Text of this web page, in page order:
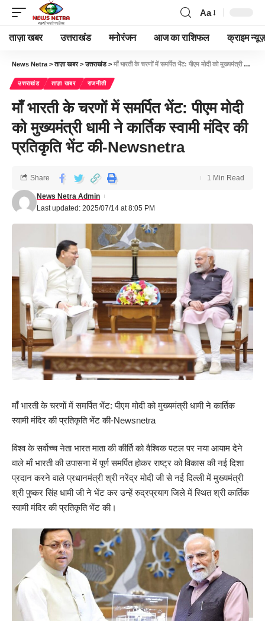
Aa
ताज़ा खबर उत्तराखंड मनोरंजन आज का राशिफल क्राइम न्यूज़
News Netra >ताज़ा खबर>उत्तराखंड> माँ भारती के चरणों में समर्पित भेंट: पीएम मोदी को मुख्यमंत्री धामी ने कार्तिक स्वामी मंदिर की प्रतिकृति भेंट की-Newsnetra
उत्तराखंड ताज़ा खबर राजनीती
माँ भारती के चरणों में समर्पित भेंट: पीएम मोदी
को मुख्यमंत्री धामी ने कार्तिक स्वामी मंदिर की
प्रतिकृति भेंट की-Newsnetra
Last updated: 2025/07/14 at 8:05 PM
News Netra Admin
Share 1 Min Read
माँ भारती के चरणों में समर्पित भेंट: पीएम मोदी को मुख्यमंत्री धामी ने कार्तिक
स्वामी मंदिर की प्रतिकृति भेंट की-Newsnetra
विश्व के सर्वोच्च नेता भारत माता की कीर्ति को वैश्विक पटल पर नया आयाम देने
वाले माँ भारती की उपासना में पूर्ण समर्पित होकर राष्ट्र को विकास की नई दिशा
प्रदान करने वाले प्रधानमंत्री श्री नरेंद्र मोदी जी से नई दिल्ली में मुख्यमंत्री
श्री पुष्कर सिंह धामी जी ने भेंट कर उन्हें रुद्रप्रयाग जिले में स्थित श्री कार्तिक
स्वामी मंदिर की प्रतिकृति भेंट की।